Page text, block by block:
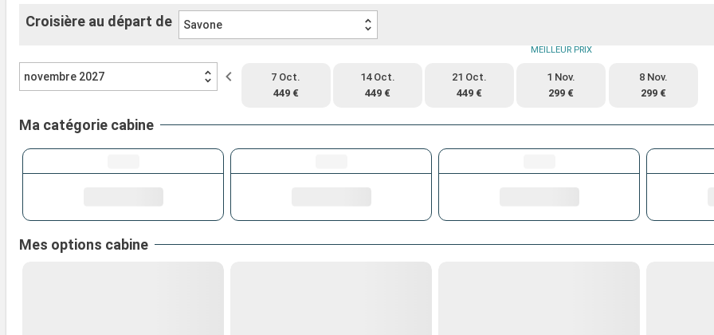
Croisière au départ de Savone
novembre 2027
7 Oct.
449 €
14 Oct.
449 €
21 Oct.
449 €
MEILLEUR PRIX
1 Nov.
299 €
8 Nov.
299 €
Ma catégorie cabine
Mes options cabine